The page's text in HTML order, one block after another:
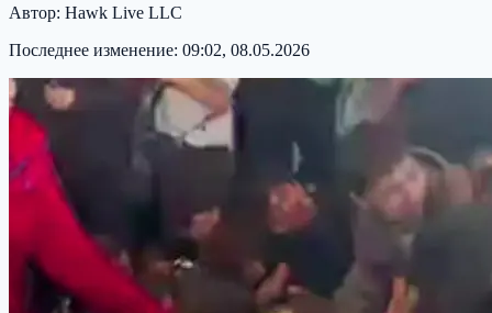
Автор: Hawk Live LLC
Последнее изменение: 09:02, 08.05.2026